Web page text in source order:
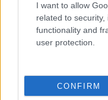
I want to allow
related to
functionality and
user protection.
CONFIRM
Összességében
párhuzamba
unokák
dolgot akarok e